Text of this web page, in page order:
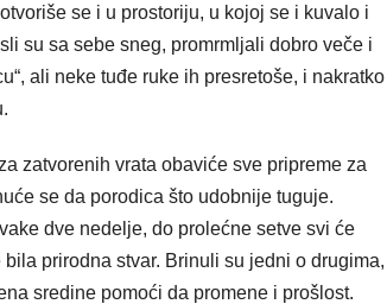
se i u prostoriju, u kojoj se i kuvalo i
su sa sebe sneg, promrmljali dobro veče i
ali neke tuđe ruke ih presretoše, i nakratko
zatvorenih vrata obaviće sve pripreme za
se da porodica što udobnije tuguje.
dve nedelje, do prolećne setve svi će
prirodna stvar. Brinuli su jedni o drugima,
sredine pomoći da promene i prošlost.